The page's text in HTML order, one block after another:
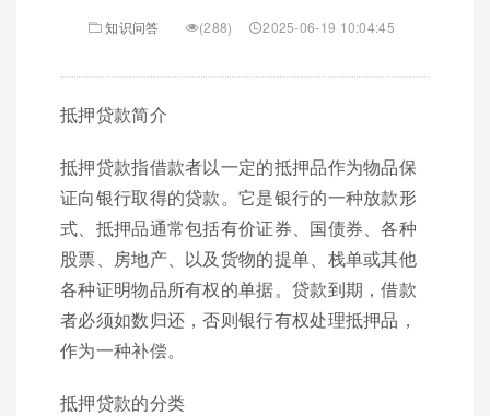
知识问答 (288) 2025-06-19 10:04:45
抵押贷款简介
抵押贷款指借款者以一定的抵押品作为物品保
证向银行取得的贷款。它是银行的一种放款形
式、抵押品通常包括有价证券、国债券、各种
股票、房地产、以及货物的提单、栈单或其他
各种证明物品所有权的单据。贷款到期，借款
者必须如数归还，否则银行有权处理抵押品，
作为一种补偿。
抵押贷款的分类